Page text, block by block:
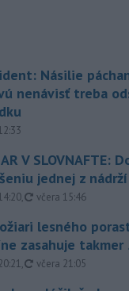
Násilie
nenávisť treba
V SLOVNAFTE:
jednej z nádrží
, aktualizované
včera 15:46
lesného
zasahuje takmer
, aktualizované
včera 21:05